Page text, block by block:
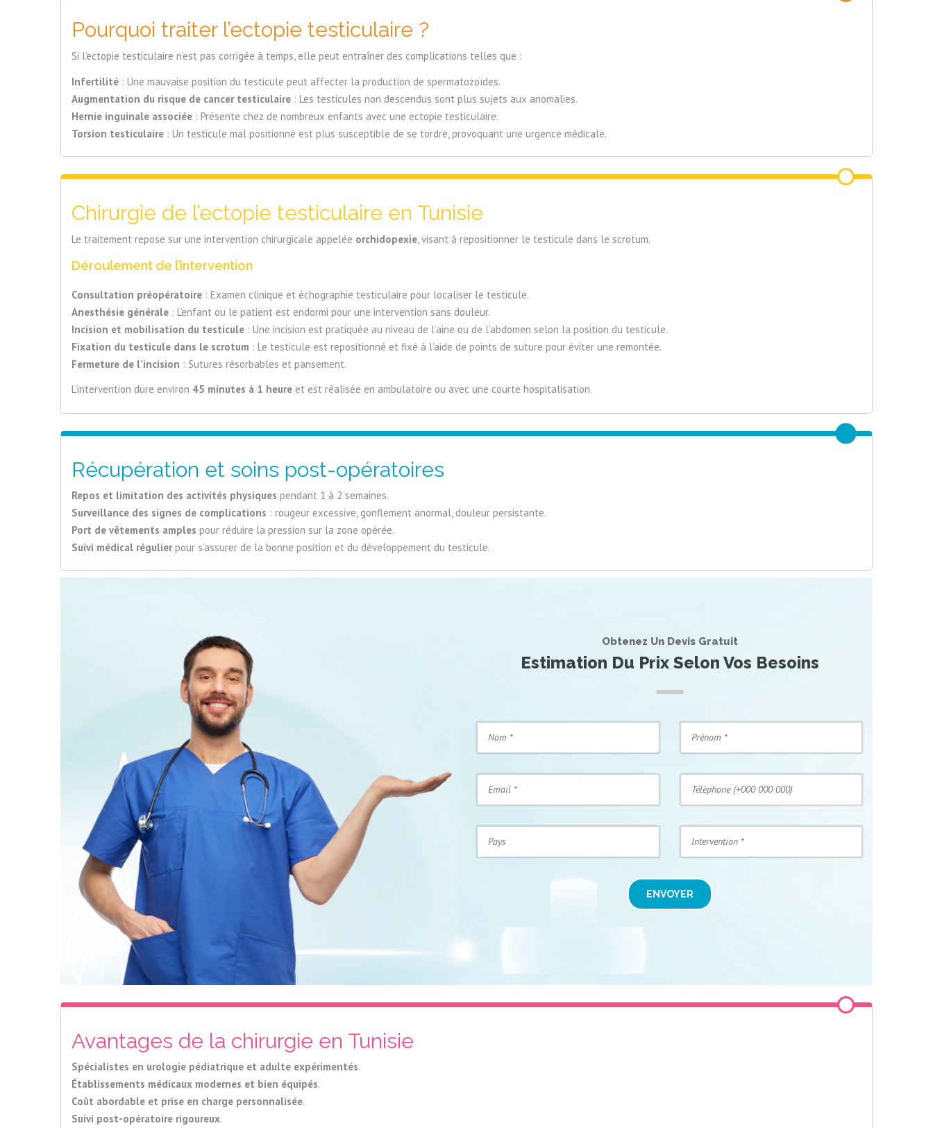
Pourquoi traiter l’ectopie testiculaire ?
Si l’ectopie testiculaire n’est pas corrigée à temps, elle peut entraîner des complications telles que :
Infertilité : Une mauvaise position du testicule peut affecter la production de spermatozoïdes.
Augmentation du risque de cancer testiculaire : Les testicules non descendus sont plus sujets aux anomalies.
Hernie inguinale associée : Présente chez de nombreux enfants avec une ectopie testiculaire.
Torsion testiculaire : Un testicule mal positionné est plus susceptible de se tordre, provoquant une urgence médicale.
Chirurgie de l’ectopie testiculaire en Tunisie
Le traitement repose sur une intervention chirurgicale appelée orchidopexie , visant à repositionner le testicule dans le scrotum.
Déroulement de l’intervention
Consultation préopératoire : Examen clinique et échographie testiculaire pour localiser le testicule.
Anesthésie générale : L’enfant ou le patient est endormi pour une intervention sans douleur.
Incision et mobilisation du testicule : Une incision est pratiquée au niveau de l’aine ou de l’abdomen selon la position du testicule.
Fixation du testicule dans le scrotum : Le testicule est repositionné et fixé à l’aide de points de suture pour éviter une remontée.
Fermeture de l’incision : Sutures résorbables et pansement.
L’intervention dure environ 45 minutes à 1 heure et est réalisée en ambulatoire ou avec une courte hospitalisation.
Récupération et soins post-opératoires
Repos et limitation des activités physiques pendant 1 à 2 semaines.
Surveillance des signes de complications : rougeur excessive, gonflement anormal, douleur persistante.
Port de vêtements amples pour réduire la pression sur la zone opérée.
Suivi médical régulierpour s’assurer de la bonne position et du développement du testicule.
Obtenez Un Devis Gratuit
Estimation Du Prix Selon Vos Besoins
ENVOYER
Avantages de la chirurgie en Tunisie
Spécialistes en urologie pédiatrique et adulte expérimentés.
Établissements médicaux modernes et bien équipés.
Coût abordable et prise en charge personnalisée.
Suivi post-opératoire rigoureux.